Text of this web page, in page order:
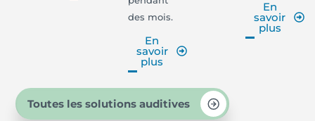
des mois.
En
savoir
plus
En
savoir
plus
Toutes les solutions auditives